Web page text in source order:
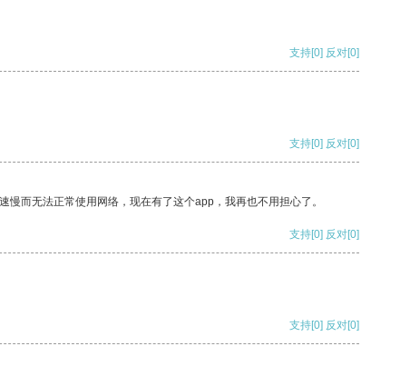
支持[0] 反对[0]
支持[0] 反对[0]
而无法正常使用网络，现在有了这个app，我再也不用担心了。
支持[0] 反对[0]
支持[0] 反对[0]